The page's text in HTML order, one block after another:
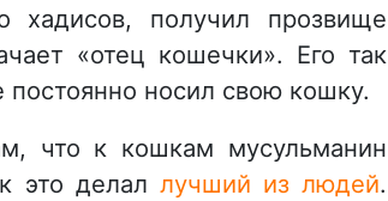
хадисов, получил прозвище
«отец кошечки». Его так
постоянно носил свою кошку.
что к кошкам мусульманин
это делал лучший из людей.